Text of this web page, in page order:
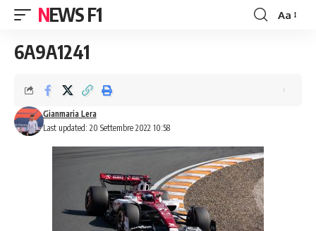
NEWS F1
Font
Aa
6A9A1241
Last updated: 20 Settembre 2022 10:58
Gianmaria Lera